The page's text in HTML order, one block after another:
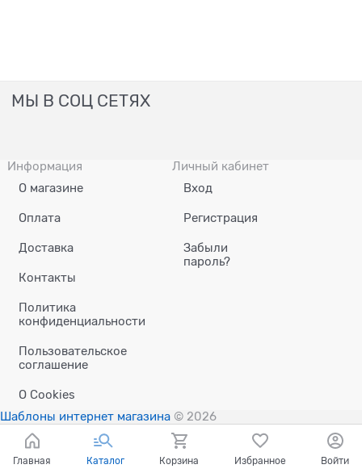
МЫ В СОЦ СЕТЯХ
Информация
О магазине
Оплата
Доставка
Контакты
Политика
конфиденциальности
Пользовательское
соглашение
О Сookies
Личный кабинет
Вход
Регистрация
Забыли
пароль?
Шаблоны интернет магазина © 2026
Главная Каталог Корзина Избранное Войти